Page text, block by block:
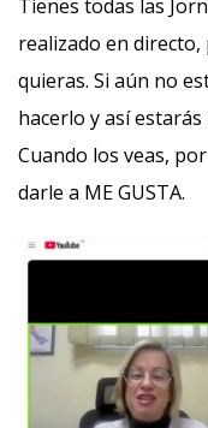
Tienes todas las
realizado en
quieras. Si aún no
hacerlo y así
Cuando los veas,
darle a ME GUSTA.